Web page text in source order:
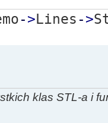
->Lines ->
klas STL-a i